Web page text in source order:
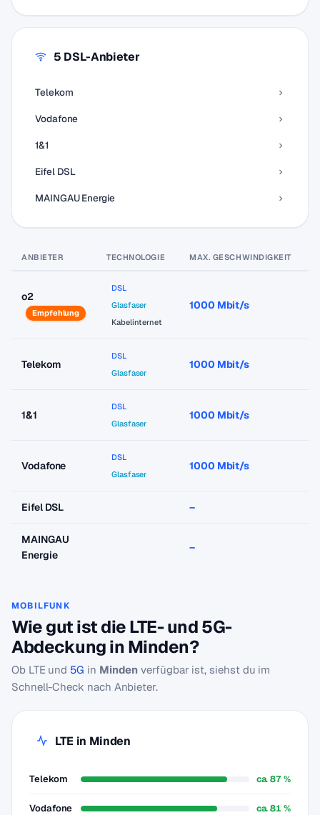
5 DSL-Anbieter
Telekom
Vodafone
1&1
Eifel DSL
MAINGAU Energie
ANBIETER TECHNOLOGIE MAX. GESCHWINDIGKEIT
o2
Empfehlung
DSL
Glasfaser
Kabelinternet
1000 Mbit/s
Telekom
DSL
Glasfaser
1000 Mbit/s
1&1
DSL
Glasfaser
1000 Mbit/s
Vodafone
DSL
Glasfaser
1000 Mbit/s
Eifel DSL –
MAINGAU
Energie
–
MOBILFUNK
Wie gut ist die LTE- und 5G-
Abdeckung in Minden?
Ob LTE und 5G in Minden verfügbar ist, siehst du im
Schnell-Check nach Anbieter.
LTE in Minden
Telekom ca. 87 %
Vodafone ca. 81 %